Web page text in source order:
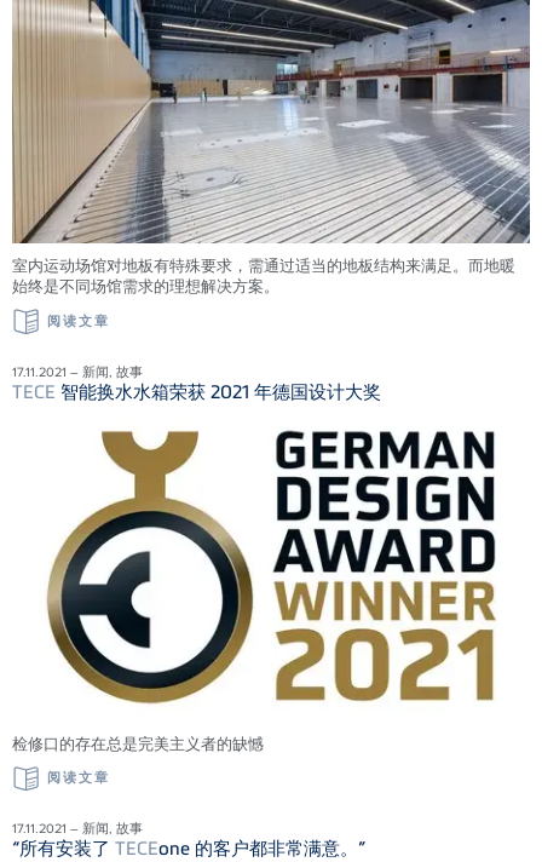
室内运动场馆对地板有特殊要求，需通过适当的地板结构来满足。而地暖
始终是不同场馆需求的理想解决方案。
阅读文章
17.11.2021 – 新闻, 故事
TECE 智能换水水箱荣获 2021 年德国设计大奖
检修口的存在总是完美主义者的缺憾
阅读文章
17.11.2021 – 新闻, 故事
“所有安装了 TECEone 的客户都非常满意。”